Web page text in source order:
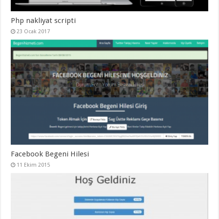
Php nakliyat scripti
23 Ocak 2017
Facebook Begeni Hilesi
11 Ekim 2015